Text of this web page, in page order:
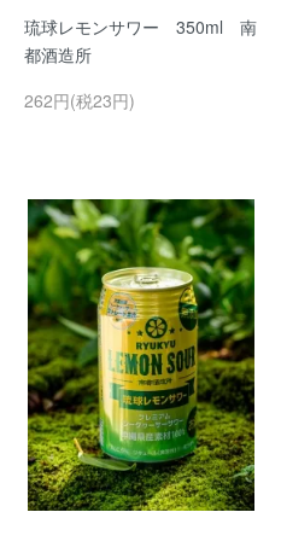
琉球レモンサワー 350ml 南
都酒造所
262円(税23円)